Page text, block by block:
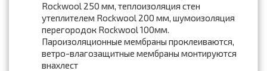
Rockwool 250 мм, теплоизоляция стен
утеплителем Rockwool 200 мм, шумоизоляция
перегородок Rockwool 100мм.
Пароизоляционные мембраны проклеиваются,
ветро-влагозащитные мембраны монтируются
внахлест